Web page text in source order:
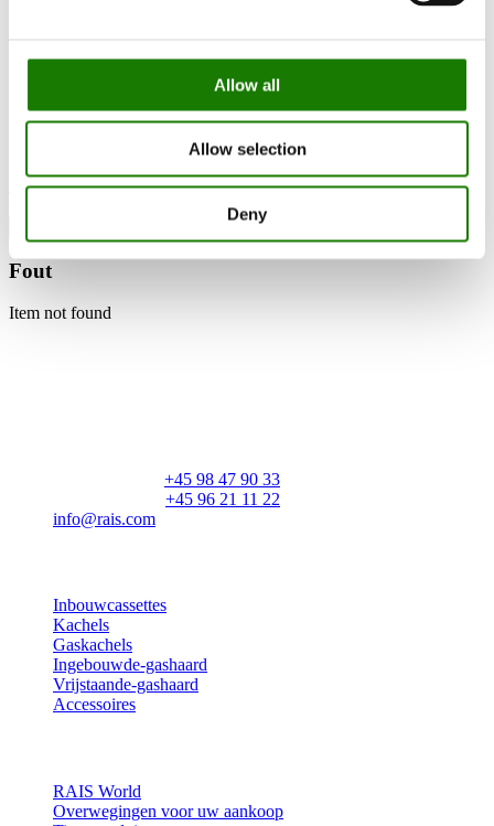
Allow all
Allow selection
Deny
Persfoto
Update dealer data
Vind verdeler
Fout
Item not found
+45 98 47 90 33
+45 96 21 11 22
info@rais.com
Inbouwcassettes
Kachels
Gaskachels
Ingebouwde-gashaard
Vrijstaande-gashaard
Accessoires
RAIS World
Overwegingen voor uw aankoop